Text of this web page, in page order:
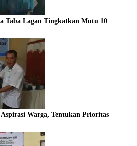
Taba Lagan Tingkatkan Mutu 10
Aspirasi Warga, Tentukan Prioritas